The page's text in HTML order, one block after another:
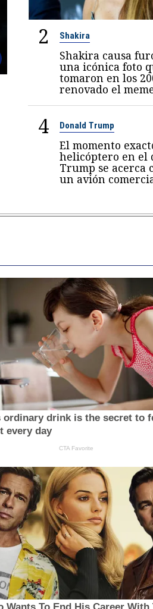
2 Shakira
Shakira causa
una icónica foto
tomaron en los
renovado el
4 Donald Trump
El momento
helicóptero en el
Trump se acerca
un avión